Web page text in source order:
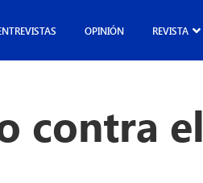
OPINIÓN REVISTA
contra el